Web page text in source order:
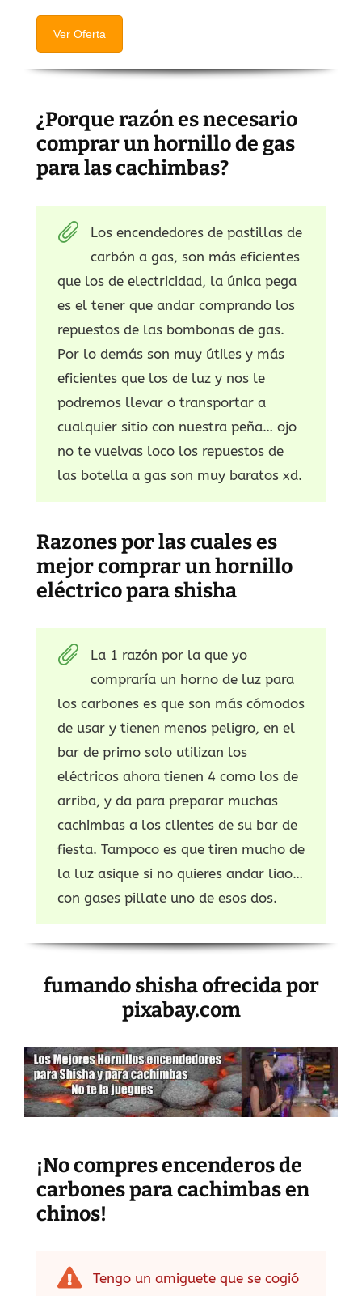
Ver Oferta
¿Porque razón es necesario
comprar un hornillo de gas
para las cachimbas?
Los encendedores de pastillas de
carbón a gas, son más eficientes
que los de electricidad, la única pega
es el tener que andar comprando los
repuestos de las bombonas de gas.
Por lo demás son muy útiles y más
eficientes que los de luz y nos le
podremos llevar o transportar a
cualquier sitio con nuestra peña… ojo
no te vuelvas loco los repuestos de
las botella a gas son muy baratos xd.
Razones por las cuales es
mejor comprar un hornillo
eléctrico para shisha
La 1 razón por la que yo
compraría un horno de luz para
los carbones es que son más cómodos
de usar y tienen menos peligro, en el
bar de primo solo utilizan los
eléctricos ahora tienen 4 como los de
arriba, y da para preparar muchas
cachimbas a los clientes de su bar de
fiesta. Tampoco es que tiren mucho de
la luz asique si no quieres andar liao…
con gases pillate uno de esos dos.
fumando shisha ofrecida por
pixabay.com
¡No compres encenderos de
carbones para cachimbas en
chinos!
Tengo un amiguete que se cogió